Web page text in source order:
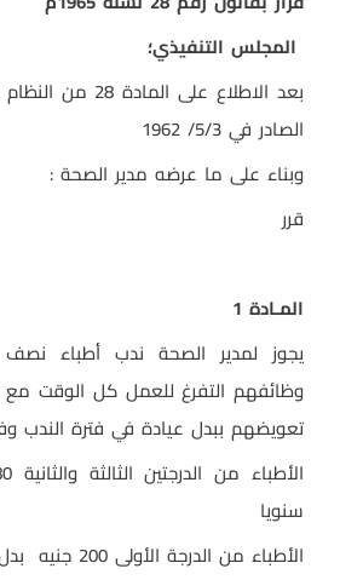
المجلس التنفيذي؛
بعد الاطلاع على
الصادر في 5/3/ 1962
وبناء على ما عرضه مدير الصحة :
قرر
المـادة 1
يجوز لمدير الصحة ندب أطباء نصف
وظائفهم التفرغ للعمل كل الوقت
تعويضهم ببدل عيادة في فترة الندب
سنويا
الأطباء من الدرجة الأولى 200 جنيه بدل عيادة سنويا